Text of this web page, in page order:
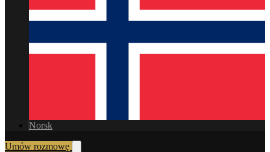
Norsk
Umów rozmowę